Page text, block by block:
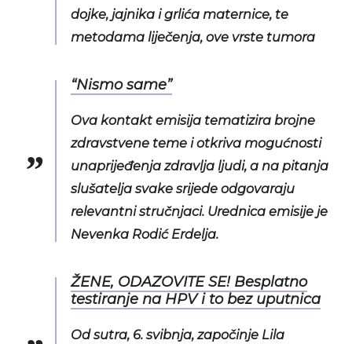
dojke, jajnika i grlića maternice, te
metodama liječenja, ove vrste tumora
“Nismo same”
Ova kontakt emisija tematizira brojne
zdravstvene teme i otkriva mogućnosti
unaprijeđenja zdravlja ljudi, a na pitanja
slušatelja svake srijede odgovaraju
relevantni stručnjaci. Urednica emisije je
Nevenka Rodić Erdelja.
ŽENE, ODAZOVITE SE! Besplatno
testiranje na HPV i to bez uputnica
Od sutra, 6. svibnja, započinje Lila